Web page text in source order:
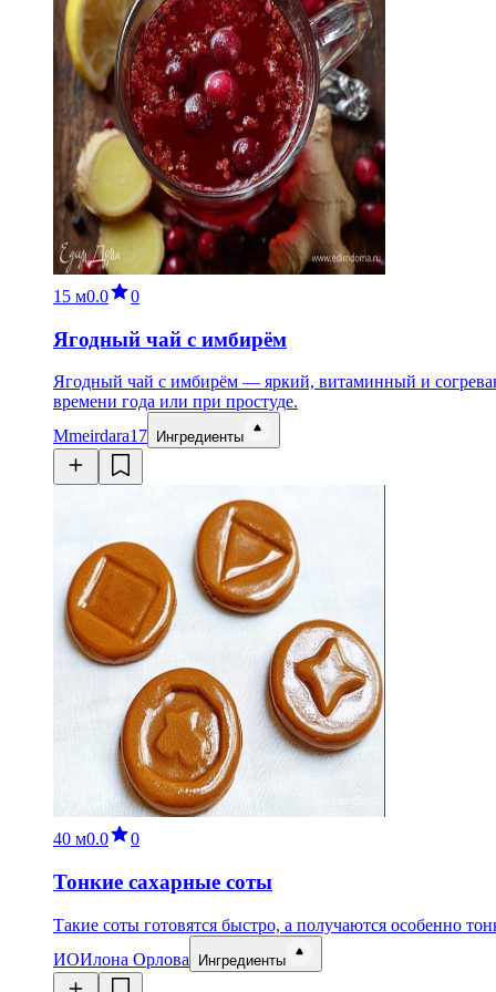
15 м0.0 0
Ягодный чай с имбирём
Ягодный чай с имбирём — яркий, витаминный и
времени года или при простуде.
Mmeirdara17 Ингредиенты
40 м0.0 0
Тонкие сахарные соты
Такие соты готовятся быстро, а получаются особенно
ИОИлона Орлова Ингредиенты